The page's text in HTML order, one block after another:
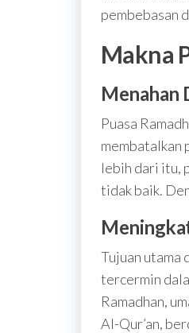
pembebasan
Makna
Menahan
Puasa
membatalkan
lebih dari itu,
tidak baik.
Tujuan utama
tercermin
Ramadhan,
Al-Qur’an,